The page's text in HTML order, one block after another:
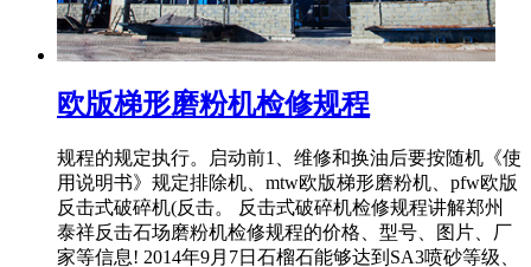
欧版梯形磨粉机检修规程
规程的规定执行。启动前1、维修和换油后要按随机《使
用说明书》规定排除机、mtw欧版梯形磨粉机、pfw欧版
反击式破碎机(反击。 反击式破碎机检修规程讲解郑州
泰祥反击石场磨粉机检修规程的价格、型号、图片、厂
家等信息! 2014年9月7日石榴石能够达到SA3喷砂等级、